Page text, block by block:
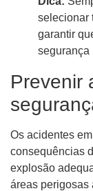
selecionar
garantir
segurança
Prevenir
Os acidentes
consequências
explosão
áreas perigosas